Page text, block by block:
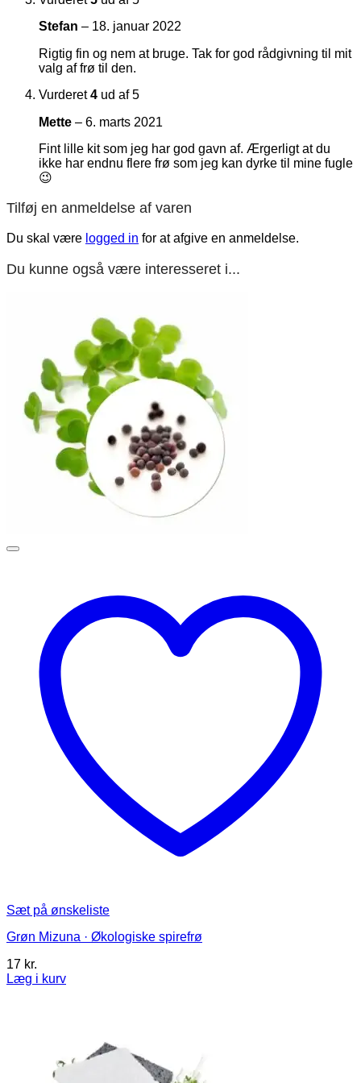
Stefan – 18. januar 2022
Rigtig fin og nem at bruge. Tak for god rådgivning til mit
valg af frø til den.
Vurderet4 ud af 5
Mette – 6. marts 2021
Fint lille kit som jeg har god gavn af. Ærgerligt at du
ikke har endnu flere frø som jeg kan dyrke til mine fugle
😉
Tilføj en anmeldelse af varen
Du skal være logged in for at afgive en anmeldelse.
Du kunne også være interesseret i...
Sæt på ønskeliste
Grøn Mizuna · Økologiske spirefrø
17 kr.
Læg i kurv
Mulighederne